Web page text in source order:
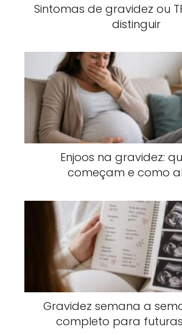
Sintomas de gravidez ou
distinguir
Enjoos na gravidez:
começam e como
Gravidez semana a
completo para